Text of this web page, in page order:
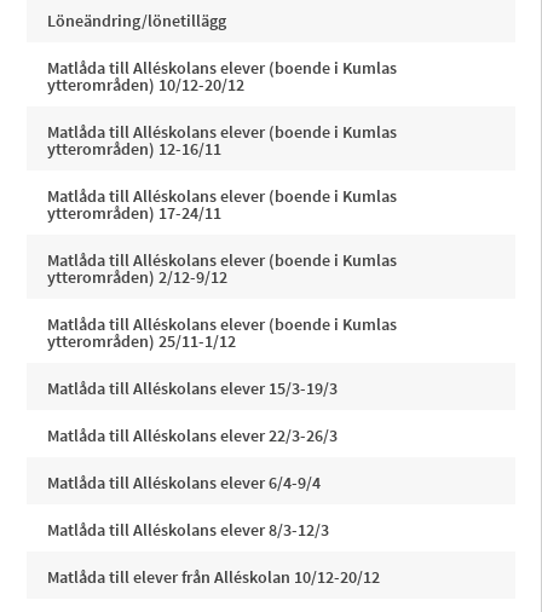
Löneändring/lönetillägg
Matlåda till Alléskolans elever (boende i Kumlas
ytterområden) 10/12-20/12
Matlåda till Alléskolans elever (boende i Kumlas
ytterområden) 12-16/11
Matlåda till Alléskolans elever (boende i Kumlas
ytterområden) 17-24/11
Matlåda till Alléskolans elever (boende i Kumlas
ytterområden) 2/12-9/12
Matlåda till Alléskolans elever (boende i Kumlas
ytterområden) 25/11-1/12
Matlåda till Alléskolans elever 15/3-19/3
Matlåda till Alléskolans elever 22/3-26/3
Matlåda till Alléskolans elever 6/4-9/4
Matlåda till Alléskolans elever 8/3-12/3
Matlåda till elever från Alléskolan 10/12-20/12